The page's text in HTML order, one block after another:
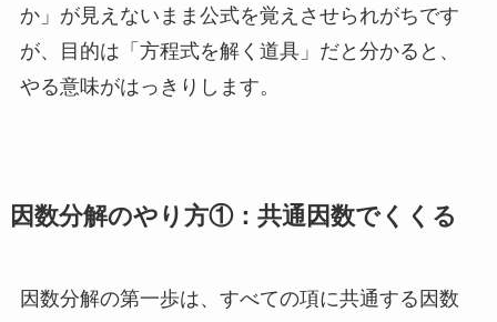
か」が見えないまま公式を覚えさせられがちです
が、目的は「方程式を解く道具」だと分かると、
やる意味がはっきりします。
因数分解のやり方①：共通因数でくくる
因数分解の第一歩は、すべての項に共通する因数